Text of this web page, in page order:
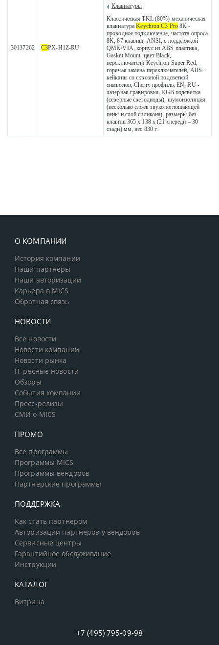
30137262 C3PX-H1Z-RU
Клавиатуры
Классическая TKL (80%) механическая
клавиатураKeychron C3 Pro 8K -
проводное подключение, частота опроса
8K, 87 клавиш, ANSI, с поддержкой
QMK/VIA, корпус из ABS пластика,
Gasket Mount, цвет Black,
переключатели Keychron Super Red,
горячая замена переключателей, ABS-
кейкапы со сквозной подсветкой
символов, Cherry профиль, EN, RU -
лазерная гравировка, RGB подсветка
(северные светодиоды), шумоизоляция
(несколько слоев звукопоглощающей
пены и слой силикона), размеры без
клавиш 365 x 138 x (21 спереди – 30
сзади) мм, вес 830 г.
О КОМПАНИИ
История компании
Наши партнеры
Наши авторизации
Карьера в MICS
Обратная связь
НОВОСТИ
Все новости
Новости компании
Новости рынка
IT-ресные новости
Обзоры
События компании
Пресс-релизы
СМИ о MICS
ПРОМО
Все программы
Программы MICS
Программы вендоров
Партнерские программы
ПОДДЕРЖКА
Как стать партнером
Авторизации партнеров у вендоров
Сервисные центры
Гарантийное обслуживание
Инструкции
КАТАЛОГ
Витрина
+7 (495) 795-09-98